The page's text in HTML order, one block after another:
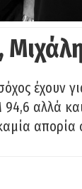
έχουν
αλλά